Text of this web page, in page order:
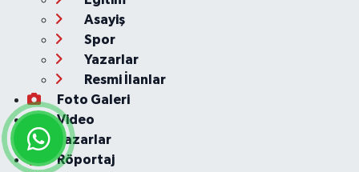
Asayiş
Spor
Yazarlar
Resmi İlanlar
Foto Galeri
Video
Yazarlar
Röportaj